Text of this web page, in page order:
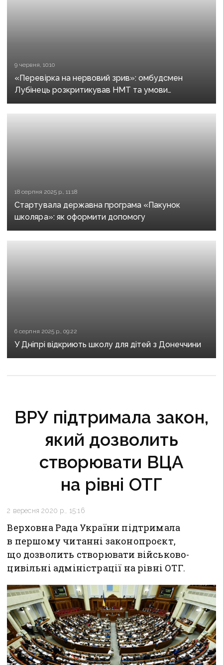
9 червня, 10:10
«Перевірка на нервовий зрив»: омбудсмен
Лубінець розкритикував НМТ та умови
складання іспиту
18 серпня 2025 р., 11:18
Стартувала державна програма «Пакунок
школяра»: як оформити допомогу
6 серпня 2025 р., 09:22
У Дніпрі відкриють школу для дітей з Донеччини
ВРУ підтримала закон,
який дозволить
створювати ВЦА
на рівні ОТГ
2 вересня 2020 р., 15:16
Верховна Рада України підтримала
в першому читанні законопроєкт,
що дозволить створювати військово-
цивільні адміністрації на рівні ОТГ.